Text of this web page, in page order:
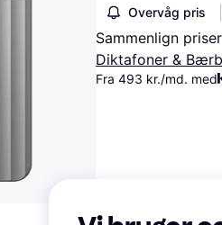
Overvåg pris
Sammenlign
Diktafoner &
Fra 493 kr./md. med